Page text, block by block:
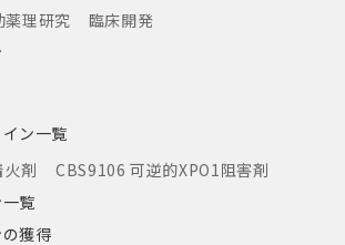
薬理研究
臨床開発
ン一覧
剤
CBS9106 可逆的XPO1阻害剤
覧
獲得